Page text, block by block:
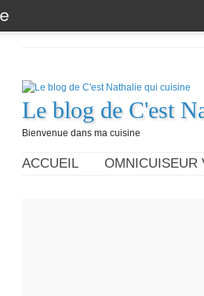
Le blog de C'est
Bienvenue dans ma cuisine
ACCUEIL OMNICUISEUR